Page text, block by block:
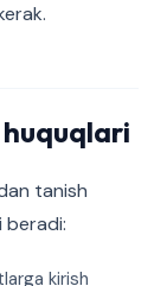
tanish
kirish